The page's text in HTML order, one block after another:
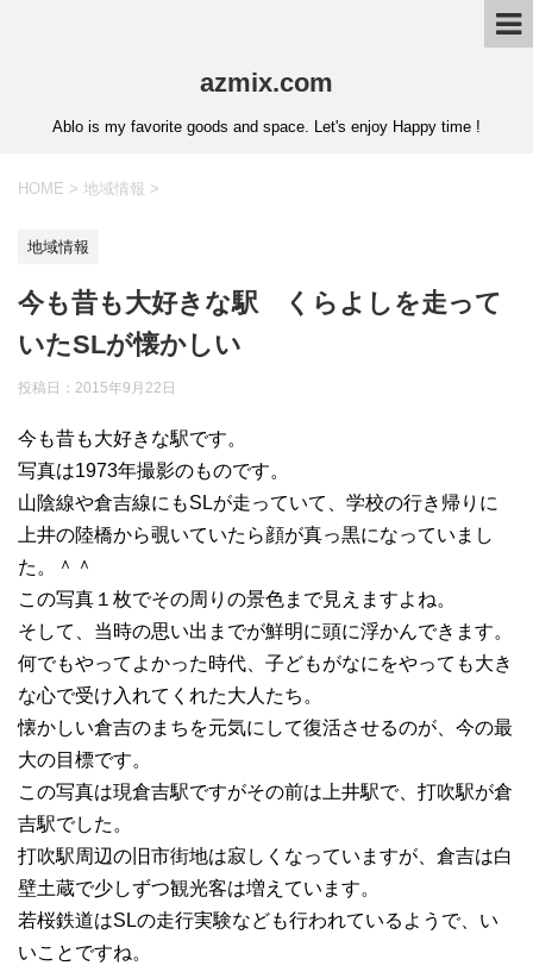
azmix.com
Ablo is my favorite goods and space. Let's enjoy Happy time !
HOME > 地域情報 >
地域情報
今も昔も大好きな駅 くらよしを走って
いたSLが懐かしい
投稿日： 2015年9月22日
今も昔も大好きな駅です。
写真は1973年撮影のものです。
山陰線や倉吉線にもSLが走っていて、学校の行き帰りに
上井の陸橋から覗いていたら顔が真っ黒になっていまし
た。＾＾
この写真１枚でその周りの景色まで見えますよね。
そして、当時の思い出までが鮮明に頭に浮かんできます。
何でもやってよかった時代、子どもがなにをやっても大き
な心で受け入れてくれた大人たち。
懐かしい倉吉のまちを元気にして復活させるのが、今の最
大の目標です。
この写真は現倉吉駅ですがその前は上井駅で、打吹駅が倉
吉駅でした。
打吹駅周辺の旧市街地は寂しくなっていますが、倉吉は白
壁土蔵で少しずつ観光客は増えています。
若桜鉄道はSLの走行実験なども行われているようで、い
いことですね。